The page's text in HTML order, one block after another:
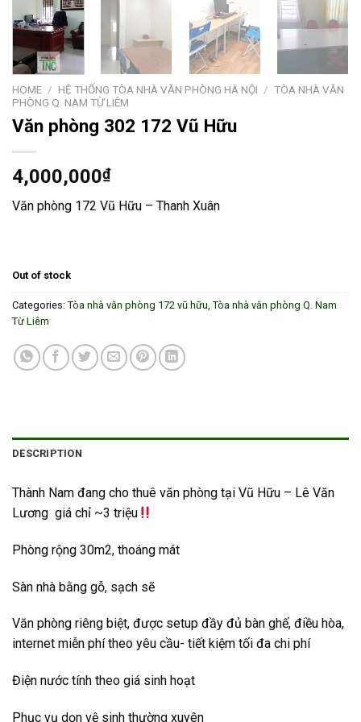
HOME / HỆ THỐNG TÒA NHÀ VĂN PHÒNG HÀ NỘI / TÒA NHÀ VĂN
PHÒNG Q. NAM TỪ LIÊM
Văn phòng 302 172 Vũ Hữu
4,000,000₫
Văn phòng 172 Vũ Hữu – Thanh Xuân
Out of stock
Categories: Tòa nhà văn phòng 172 vũ hữu, Tòa nhà văn phòng Q. Nam
Từ Liêm
DESCRIPTION
Thành Nam đang cho thuê văn phòng tại Vũ Hữu – Lê Văn
Lương giá chỉ ~3 triệu
Phòng rộng 30m2, thoáng mát
Sàn nhà bằng gỗ, sạch sẽ
Văn phòng riêng biệt, được setup đầy đủ bàn ghế, điều hòa,
internet miễn phí theo yêu cầu- tiết kiệm tối đa chi phí
Điện nước tính theo giá sinh hoạt
Phục vụ dọn vệ sinh thường xuyên